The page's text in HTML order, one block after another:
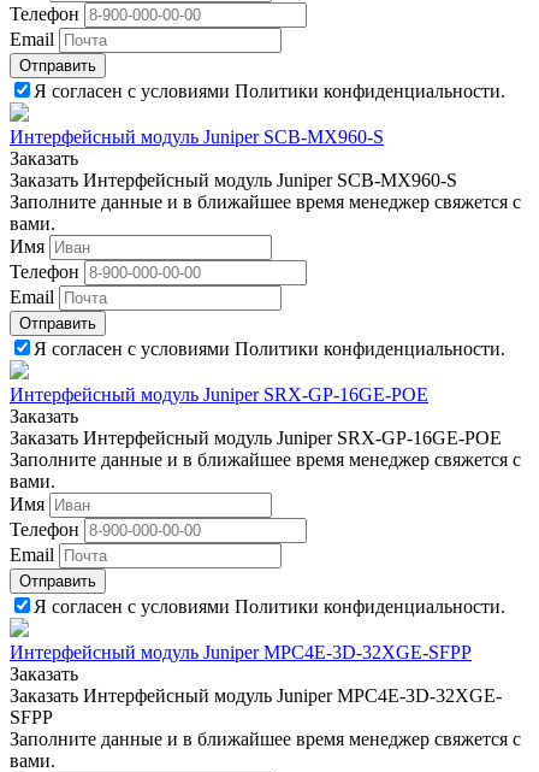
Телефон
Email
Отправить
Я согласен с условиями Политики конфиденциальности.
Интерфейсный модуль Juniper SCB-MX960-S
Заказать
Заказать Интерфейсный модуль Juniper SCB-MX960-S
Заполните данные и в ближайшее время менеджер свяжется с
вами.
Имя
Телефон
Email
Отправить
Я согласен с условиями Политики конфиденциальности.
Интерфейсный модуль Juniper SRX-GP-16GE-POE
Заказать
Заказать Интерфейсный модуль Juniper SRX-GP-16GE-POE
Заполните данные и в ближайшее время менеджер свяжется с
вами.
Имя
Телефон
Email
Отправить
Я согласен с условиями Политики конфиденциальности.
Интерфейсный модуль Juniper MPC4E-3D-32XGE-SFPP
Заказать
Заказать Интерфейсный модуль Juniper MPC4E-3D-32XGE-
SFPP
Заполните данные и в ближайшее время менеджер свяжется с
вами.